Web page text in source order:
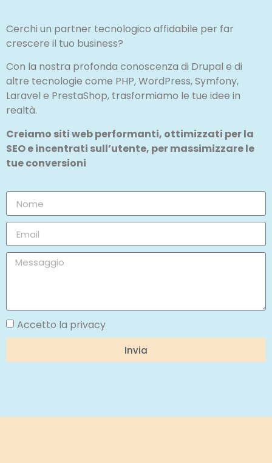
Cerchi un partner tecnologico affidabile per far
crescere il tuo business?
Con la nostra profonda conoscenza di Drupal e di
altre tecnologie come PHP, WordPress, Symfony,
Laravel e PrestaShop, trasformiamo le tue idee in
realtà.
Creiamo siti web performanti, ottimizzati per la
SEO e incentrati sull’utente, per massimizzare le
tue conversioni
Accetto la privacy
Invia